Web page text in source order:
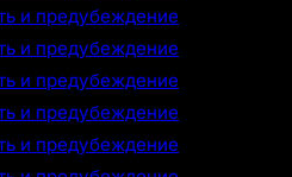
и предубеждение
и предубеждение
и предубеждение
и предубеждение
и предубеждение